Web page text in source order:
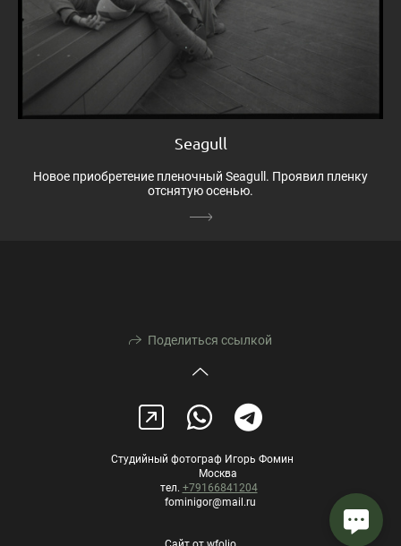
Seagull
Новое приобретение пленочный Seagull. Проявил пленку
отснятую осенью.
Поделиться ссылкой
Студийный фотограф Игорь Фомин
Москва
тел. +79166841204
fominigor@mail.ru